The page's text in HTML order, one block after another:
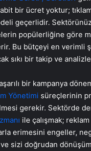
bir ücret yoktur;
geçerlidir.
popülerliğine göre
Bu bütçeyi en verimli
sıkı bir takip ve
bir kampanya
Yönetimi süreçlerinin
gerekir. Sektörde
ile çalışmak;
erimesini engeller,
sizi doğrudan